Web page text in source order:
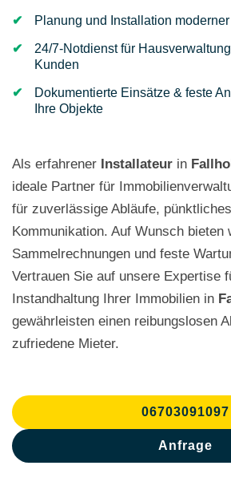
Planung und Installation
24/7-Notdienst für
Kunden
Dokumentierte Einsätze & feste
Ihre Objekte
Als erfahrener Installateur in
ideale Partner für
für zuverlässige Abläufe,
Kommunikation. Auf Wunsch bieten
Sammelrechnungen und feste
Vertrauen Sie auf unsere Expertise
Instandhaltung Ihrer Immobilien in
gewährleisten einen reibungslosen
zufriedene Mieter.
06703091097
Anfrage